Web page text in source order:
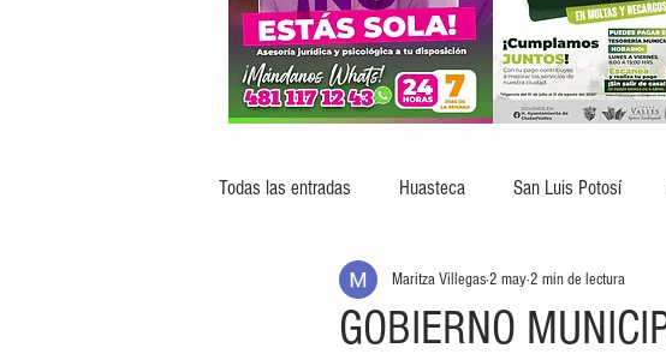
Todas las entradas Huasteca San Luis Potosí
GOBIERNO
Maritza Villegas2 may2 min de lectura